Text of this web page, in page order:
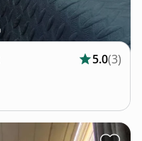
5.0(3)